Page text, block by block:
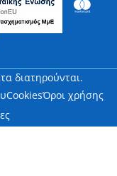
διατηρούνται.
CookiesΌροι χρήσης